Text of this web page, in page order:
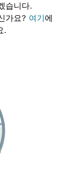
습니다.
가요? 여기에
.